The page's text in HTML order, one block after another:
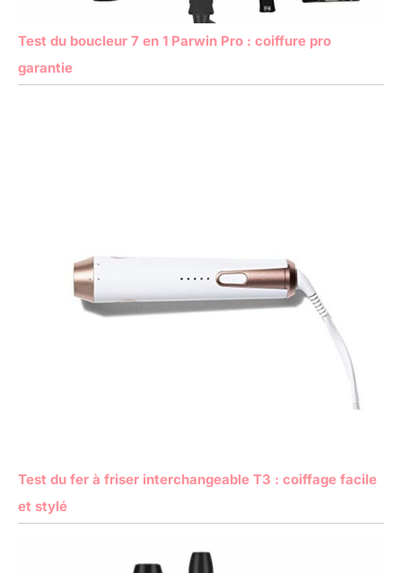
Test du boucleur 7 en 1 Parwin Pro : coiffure pro
garantie
Test du fer à friser interchangeable T3 : coiffage facile
et stylé